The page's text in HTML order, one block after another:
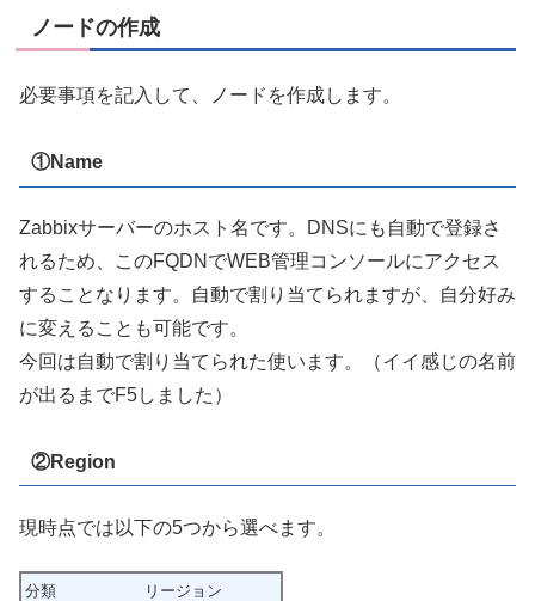
ノードの作成
必要事項を記入して、ノードを作成します。
①Name
Zabbixサーバーのホスト名です。DNSにも自動で登録さ
れるため、このFQDNでWEB管理コンソールにアクセス
することなります。自動で割り当てられますが、自分好み
に変えることも可能です。
今回は自動で割り当てられた使います。（イイ感じの名前
が出るまでF5しました）
②Region
現時点では以下の5つから選べます。
分類
リージョン